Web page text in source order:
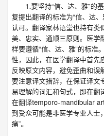
1.要坚持“信、达、雅”的
复提出翻译的标准为“信、达
认可。翻译家林语堂也持有类
美、忠实、通顺三原则。医学
样要遵循“信、达、雅”的标准
性，因此，在医学翻译中首先
反映原文内容，避免歪曲和误
要注意译文措辞，在保证译文
易理解的词汇和句式，即在翻
在翻译temporo-mandibular
到受众可能是非医学专业人士
痛”。